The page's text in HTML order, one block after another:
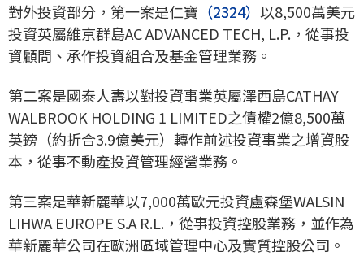
對外投資部分，第一案是仁寶 （2324） 以8,500萬美元
投資英屬維京群島AC ADVANCED TECH, L.P.，從事投
資顧問、承作投資組合及基金管理業務。
第二案是國泰人壽以對投資事業英屬澤西島CATHAY
WALBROOK HOLDING 1 LIMITED之債權2億8,500萬
英鎊（約折合3.9億美元）轉作前述投資事業之增資股
本，從事不動產投資管理經營業務。
第三案是華新麗華以7,000萬歐元投資盧森堡WALSIN
LIHWA EUROPE S.A R.L.，從事投資控股業務，並作為
華新麗華公司在歐洲區域管理中心及實質控股公司。